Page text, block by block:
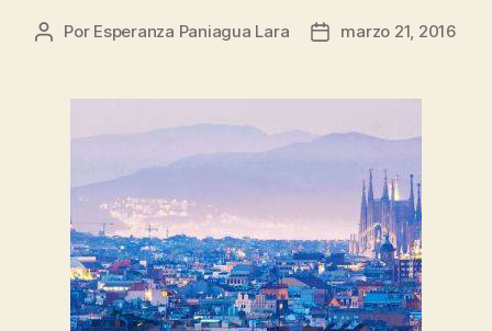
Autor
entrada
Por Esperanza Paniagua Lara
Fecha
entrada
marzo 21, 2016